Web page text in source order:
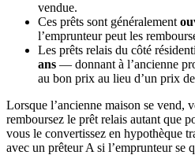
vendue.
Ces prêts sont généralement
l’emprunteur peut les
Les prêts relais du côté
ans — donnant à l’ancienne
au bon prix au lieu d’un prix
Lorsque l’ancienne maison se vend,
remboursez le prêt relais autant que
vous le convertissez en hypothèque
avec un prêteur A si l’emprunteur se